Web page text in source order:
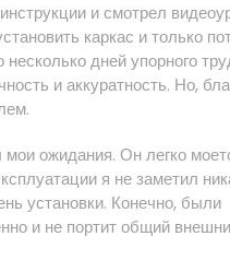
и смотрел
каркас и только
дней упорного
и аккуратность. Но,
мои ожидания. Он легко
я не заметил
установки. Конечно, были
и не портит общий